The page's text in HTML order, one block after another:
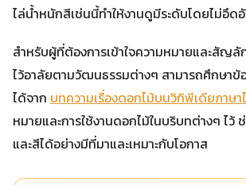
ไล่น้ำหนักสีเช่นนี้ทำให้งานดูมีระดับโดยไม่อึด
สำหรับผู้ที่ต้องการเข้าใจความหมายและสัญ
ไว้อาลัยตามวัฒนธรรมต่างๆ สามารถศึกษาข้
ได้จาก บทความเรื่องดอกไม้บนวิกิพีเดียภาษา
หมายและการใช้งานดอกไม้ในบริบทต่างๆ ไ
และสีได้อย่างมีที่มาและเหมาะกับโอกาส